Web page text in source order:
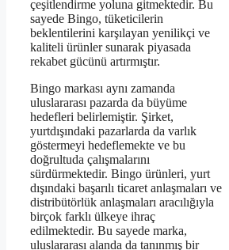
çeşitlendirme yoluna gitmektedir. Bu
sayede Bingo, tüketicilerin
beklentilerini karşılayan yenilikçi ve
kaliteli ürünler sunarak piyasada
rekabet gücünü artırmıştır.
Bingo markası aynı zamanda
uluslararası pazarda da büyüme
hedefleri belirlemiştir. Şirket,
yurtdışındaki pazarlarda da varlık
göstermeyi hedeflemekte ve bu
doğrultuda çalışmalarını
sürdürmektedir. Bingo ürünleri, yurt
dışındaki başarılı ticaret anlaşmaları ve
distribütörlük anlaşmaları aracılığıyla
birçok farklı ülkeye ihraç
edilmektedir. Bu sayede marka,
uluslararası alanda da tanınmış bir